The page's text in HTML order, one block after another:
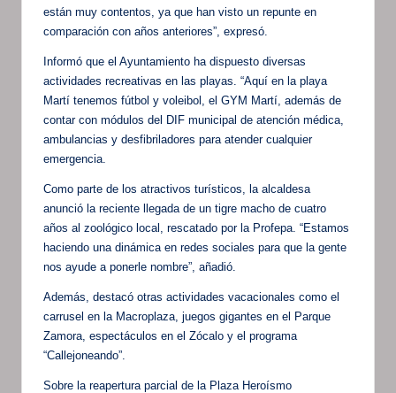
están muy contentos, ya que han visto un repunte en
comparación con años anteriores”, expresó.
Informó que el Ayuntamiento ha dispuesto diversas
actividades recreativas en las playas. “Aquí en la playa
Martí tenemos fútbol y voleibol, el GYM Martí, además de
contar con módulos del DIF municipal de atención médica,
ambulancias y desfibriladores para atender cualquier
emergencia.
Como parte de los atractivos turísticos, la alcaldesa
anunció la reciente llegada de un tigre macho de cuatro
años al zoológico local, rescatado por la Profepa. “Estamos
haciendo una dinámica en redes sociales para que la gente
nos ayude a ponerle nombre”, añadió.
Además, destacó otras actividades vacacionales como el
carrusel en la Macroplaza, juegos gigantes en el Parque
Zamora, espectáculos en el Zócalo y el programa
“Callejoneando”.
Sobre la reapertura parcial de la Plaza Heroísmo